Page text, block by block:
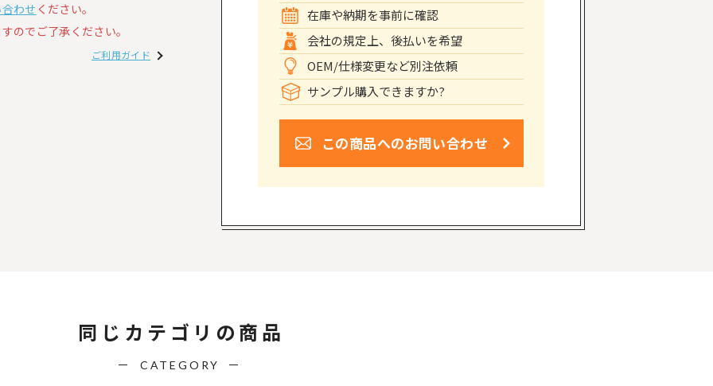
わせ ください。
のでご了承ください。
ご利用ガイド
在庫や納期を事前に確認
会社の規定上、後払いを希望
OEM/仕様変更など別注依頼
サンプル購入できますか?
この商品へのお問い合わせ
同じカテゴリの商品
CATEGORY